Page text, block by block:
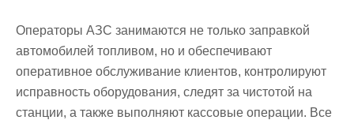
Операторы АЗС занимаются не только заправкой
автомобилей топливом, но и обеспечивают
оперативное обслуживание клиентов, контролируют
исправность оборудования, следят за чистотой на
станции, а также выполняют кассовые операции. Все